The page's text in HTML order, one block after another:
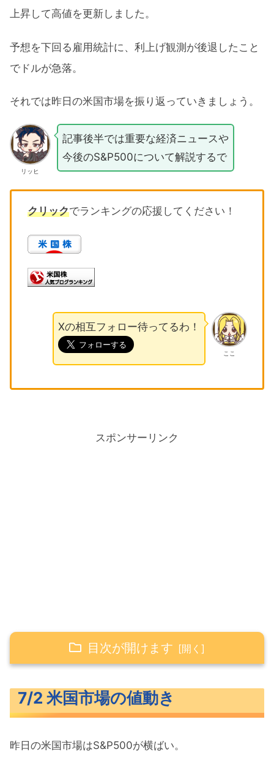
上昇して高値を更新しました。
予想を下回る雇用統計に、利上げ観測が後退したこと
でドルが急落。
それでは昨日の米国市場を振り返っていきましょう。
リッヒ
記事後半では重要な経済ニュースや
今後のS&P500について解説するで
クリックでランキングの応援してください！
ここ
Xの相互フォロー待ってるわ！
スポンサーリンク
目次が開けます
米主要3指数の値動き
為替（ドル円）
7/2 米国市場の値動き
昨日の米国市場はS&P500が横ばい。